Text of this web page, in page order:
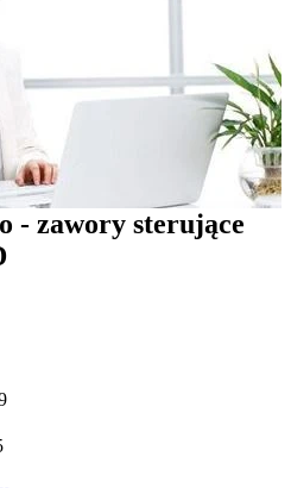
- zawory sterujące